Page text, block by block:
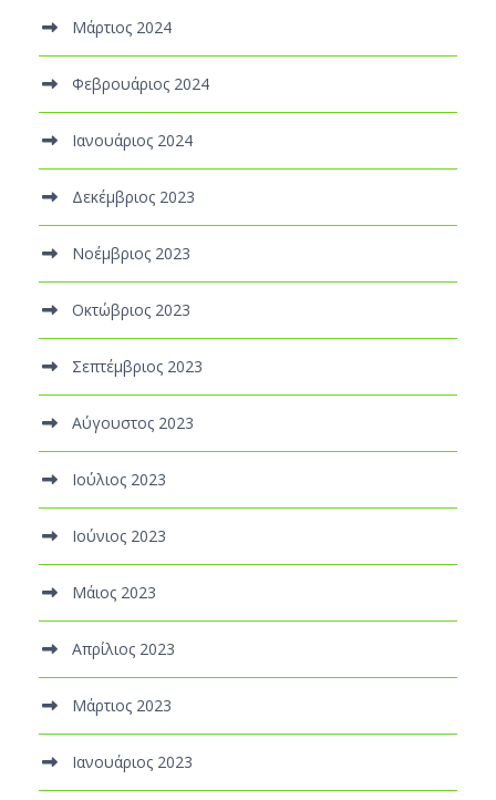
Μάρτιος 2024
Φεβρουάριος 2024
Ιανουάριος 2024
Δεκέμβριος 2023
Νοέμβριος 2023
Οκτώβριος 2023
Σεπτέμβριος 2023
Αύγουστος 2023
Ιούλιος 2023
Ιούνιος 2023
Μάιος 2023
Απρίλιος 2023
Μάρτιος 2023
Ιανουάριος 2023